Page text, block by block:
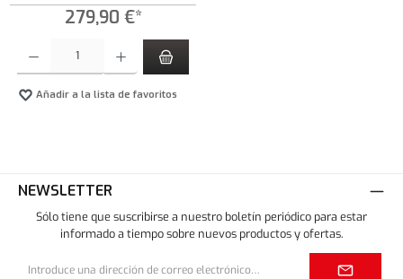
279,90 €*
Añadir a la lista de favoritos
NEWSLETTER
Sólo tiene que suscribirse a nuestro boletín periódico para estar
informado a tiempo sobre nuevos productos y ofertas.
de